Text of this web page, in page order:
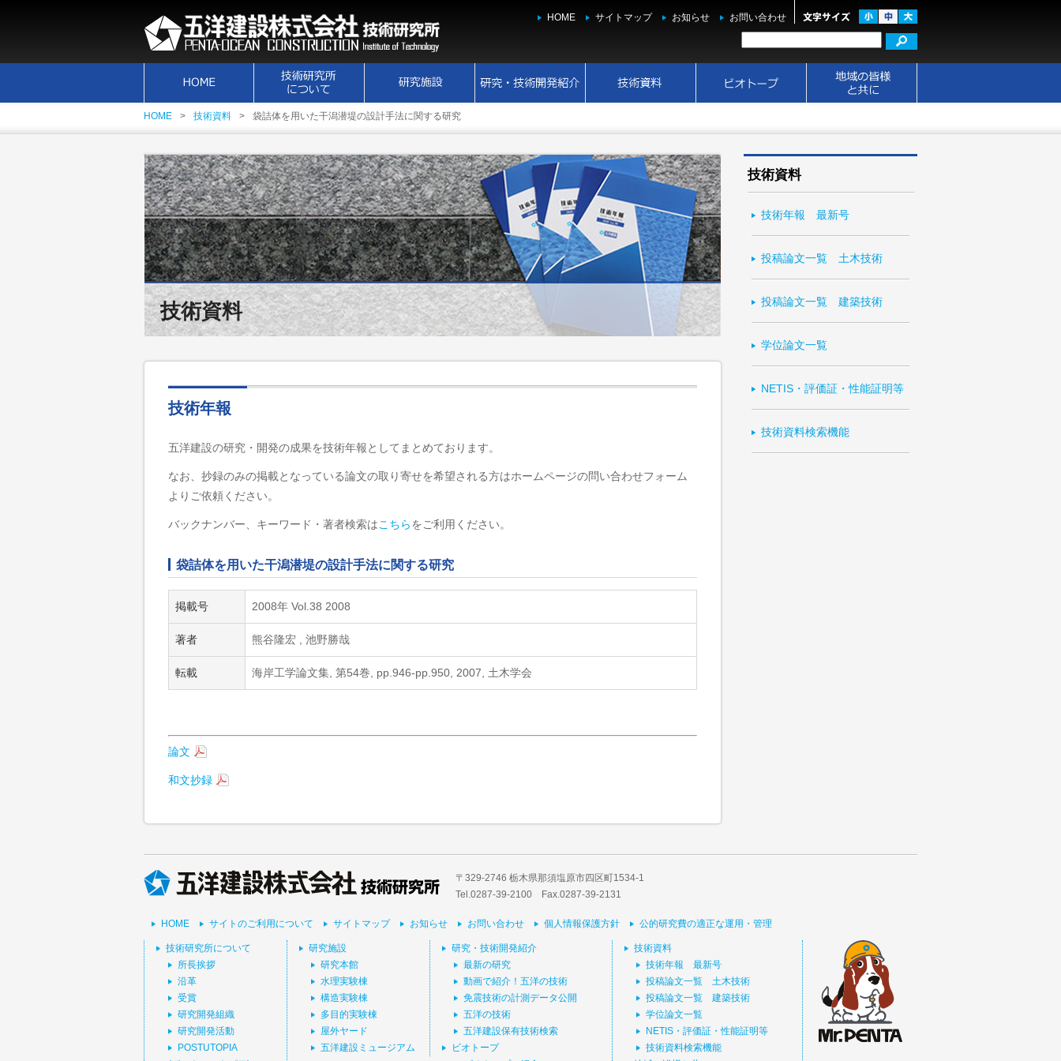
HOME サイトマップ お知らせ お問い合わせ
HOME 技術資料 袋詰体を用いた干潟潜堤の設計手法に関する研究
技術資料
技術年報
五洋建設の研究・開発の成果を技術年報としてまとめております。
なお、抄録のみの掲載となっている論文の取り寄せを希望される方はホームページの問い合わせフォーム
よりご依頼ください。
バックナンバー、キーワード・著者検索はこちらをご利用ください。
袋詰体を用いた干潟潜堤の設計手法に関する研究
掲載号 2008年 Vol.38 2008
著者 熊谷隆宏 , 池野勝哉
転載 海岸工学論文集, 第54巻, pp.946-pp.950, 2007, 土木学会
論文
和文抄録
技術資料
技術年報 最新号
投稿論文一覧 土木技術
投稿論文一覧 建築技術
学位論文一覧
NETIS・評価証・性能証明等
技術資料検索機能
〒329-2746 栃木県那須塩原市四区町1534-1
Tel.0287-39‐2100 Fax.0287-39-2131
HOME サイトのご利用について サイトマップ お知らせ お問い合わせ 個人情報保護方針 公的研究費の適正な運用・管理
技術研究所について
所長挨拶
沿革
受賞
研究開発組織
研究開発活動
POSTUTOPIA
研究施設
研究本館
水理実験棟
構造実験棟
多目的実験棟
屋外ヤード
五洋建設ミュージアム
研究・技術開発紹介
最新の研究
動画で紹介！五洋の技術
免震技術の計測データ公開
五洋の技術
五洋建設保有技術検索
ビオトープ
技術資料
技術年報 最新号
投稿論文一覧 土木技術
投稿論文一覧 建築技術
学位論文一覧
NETIS・評価証・性能証明等
技術資料検索機能